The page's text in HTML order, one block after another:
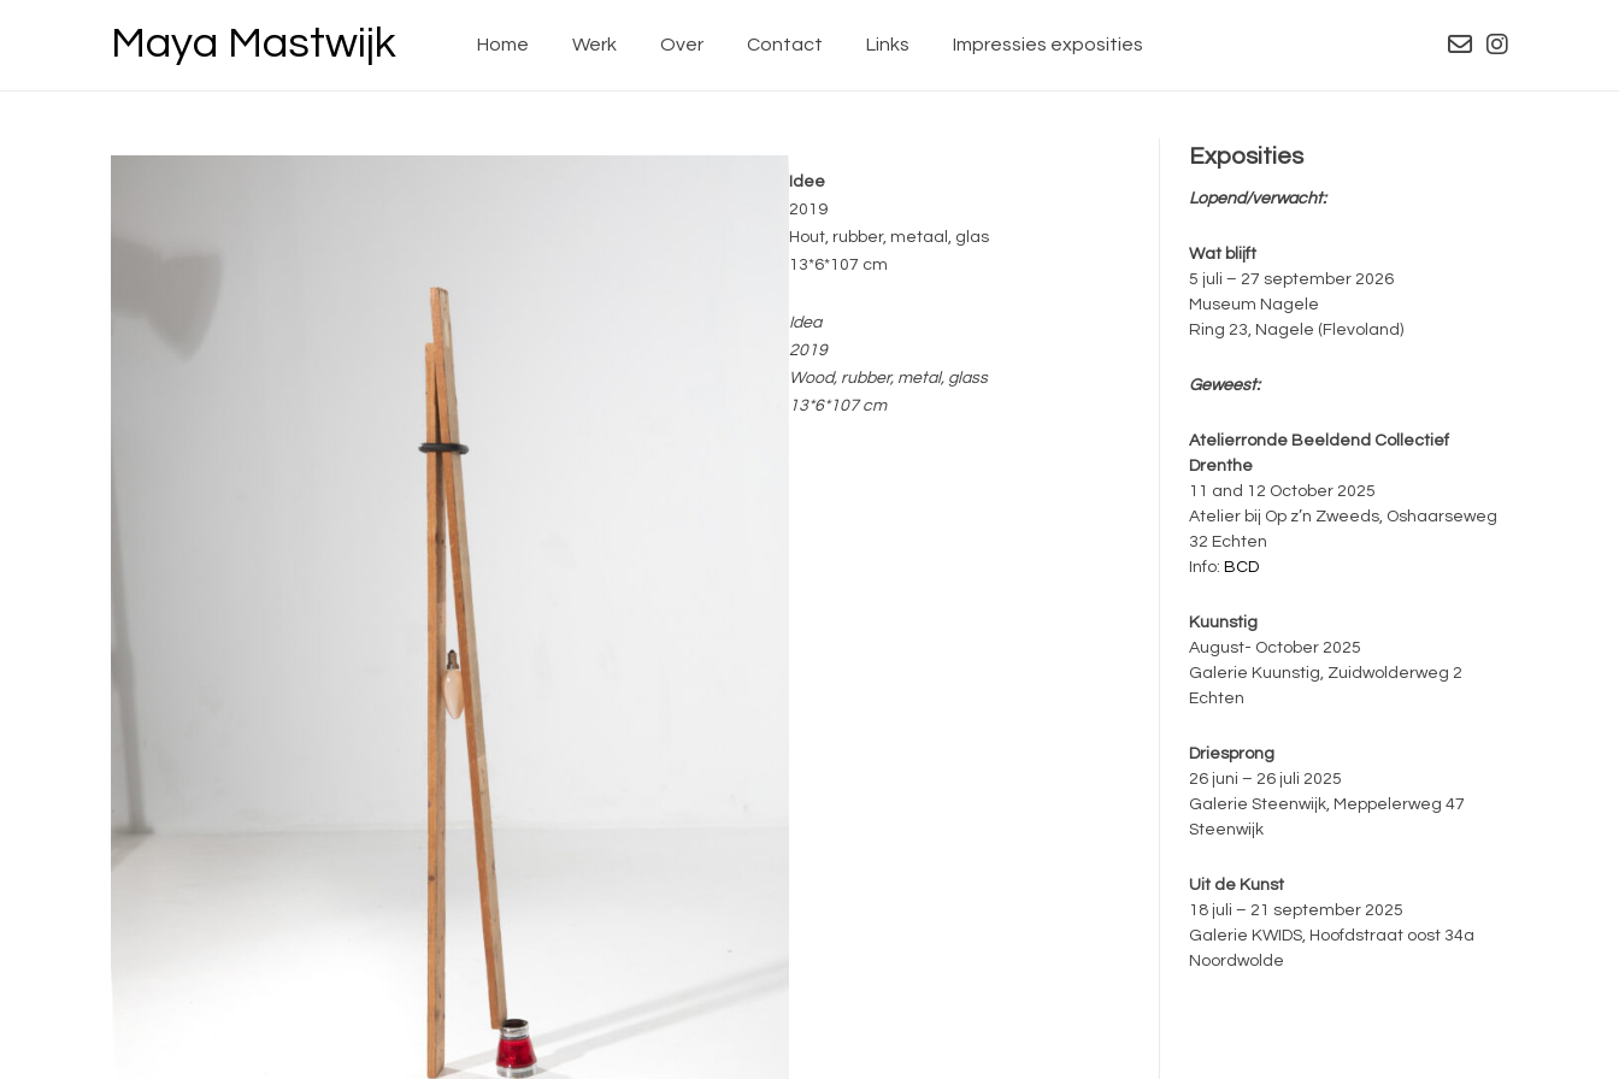
Maya Mastwijk Home Werk Over Contact Links Impressies exposities
Idee
2019
Hout, rubber, metaal, glas
13*6*107 cm
Idea
2019
Wood, rubber, metal, glass
13*6*107 cm
Exposities
Lopend/verwacht:
Wat blijft
5 juli – 27 september 2026
Museum Nagele
Ring 23, Nagele (Flevoland)
Geweest:
Atelierronde Beeldend Collectief
Drenthe
11 and 12 October 2025
Atelier bij Op z’n Zweeds, Oshaarseweg
32 Echten
Info: BCD
Kuunstig
August- October 2025
Galerie Kuunstig, Zuidwolderweg 2
Echten
Driesprong
26 juni – 26 juli 2025
Galerie Steenwijk, Meppelerweg 47
Steenwijk
Uit de Kunst
18 juli – 21 september 2025
Galerie KWIDS, Hoofdstraat oost 34a
Noordwolde